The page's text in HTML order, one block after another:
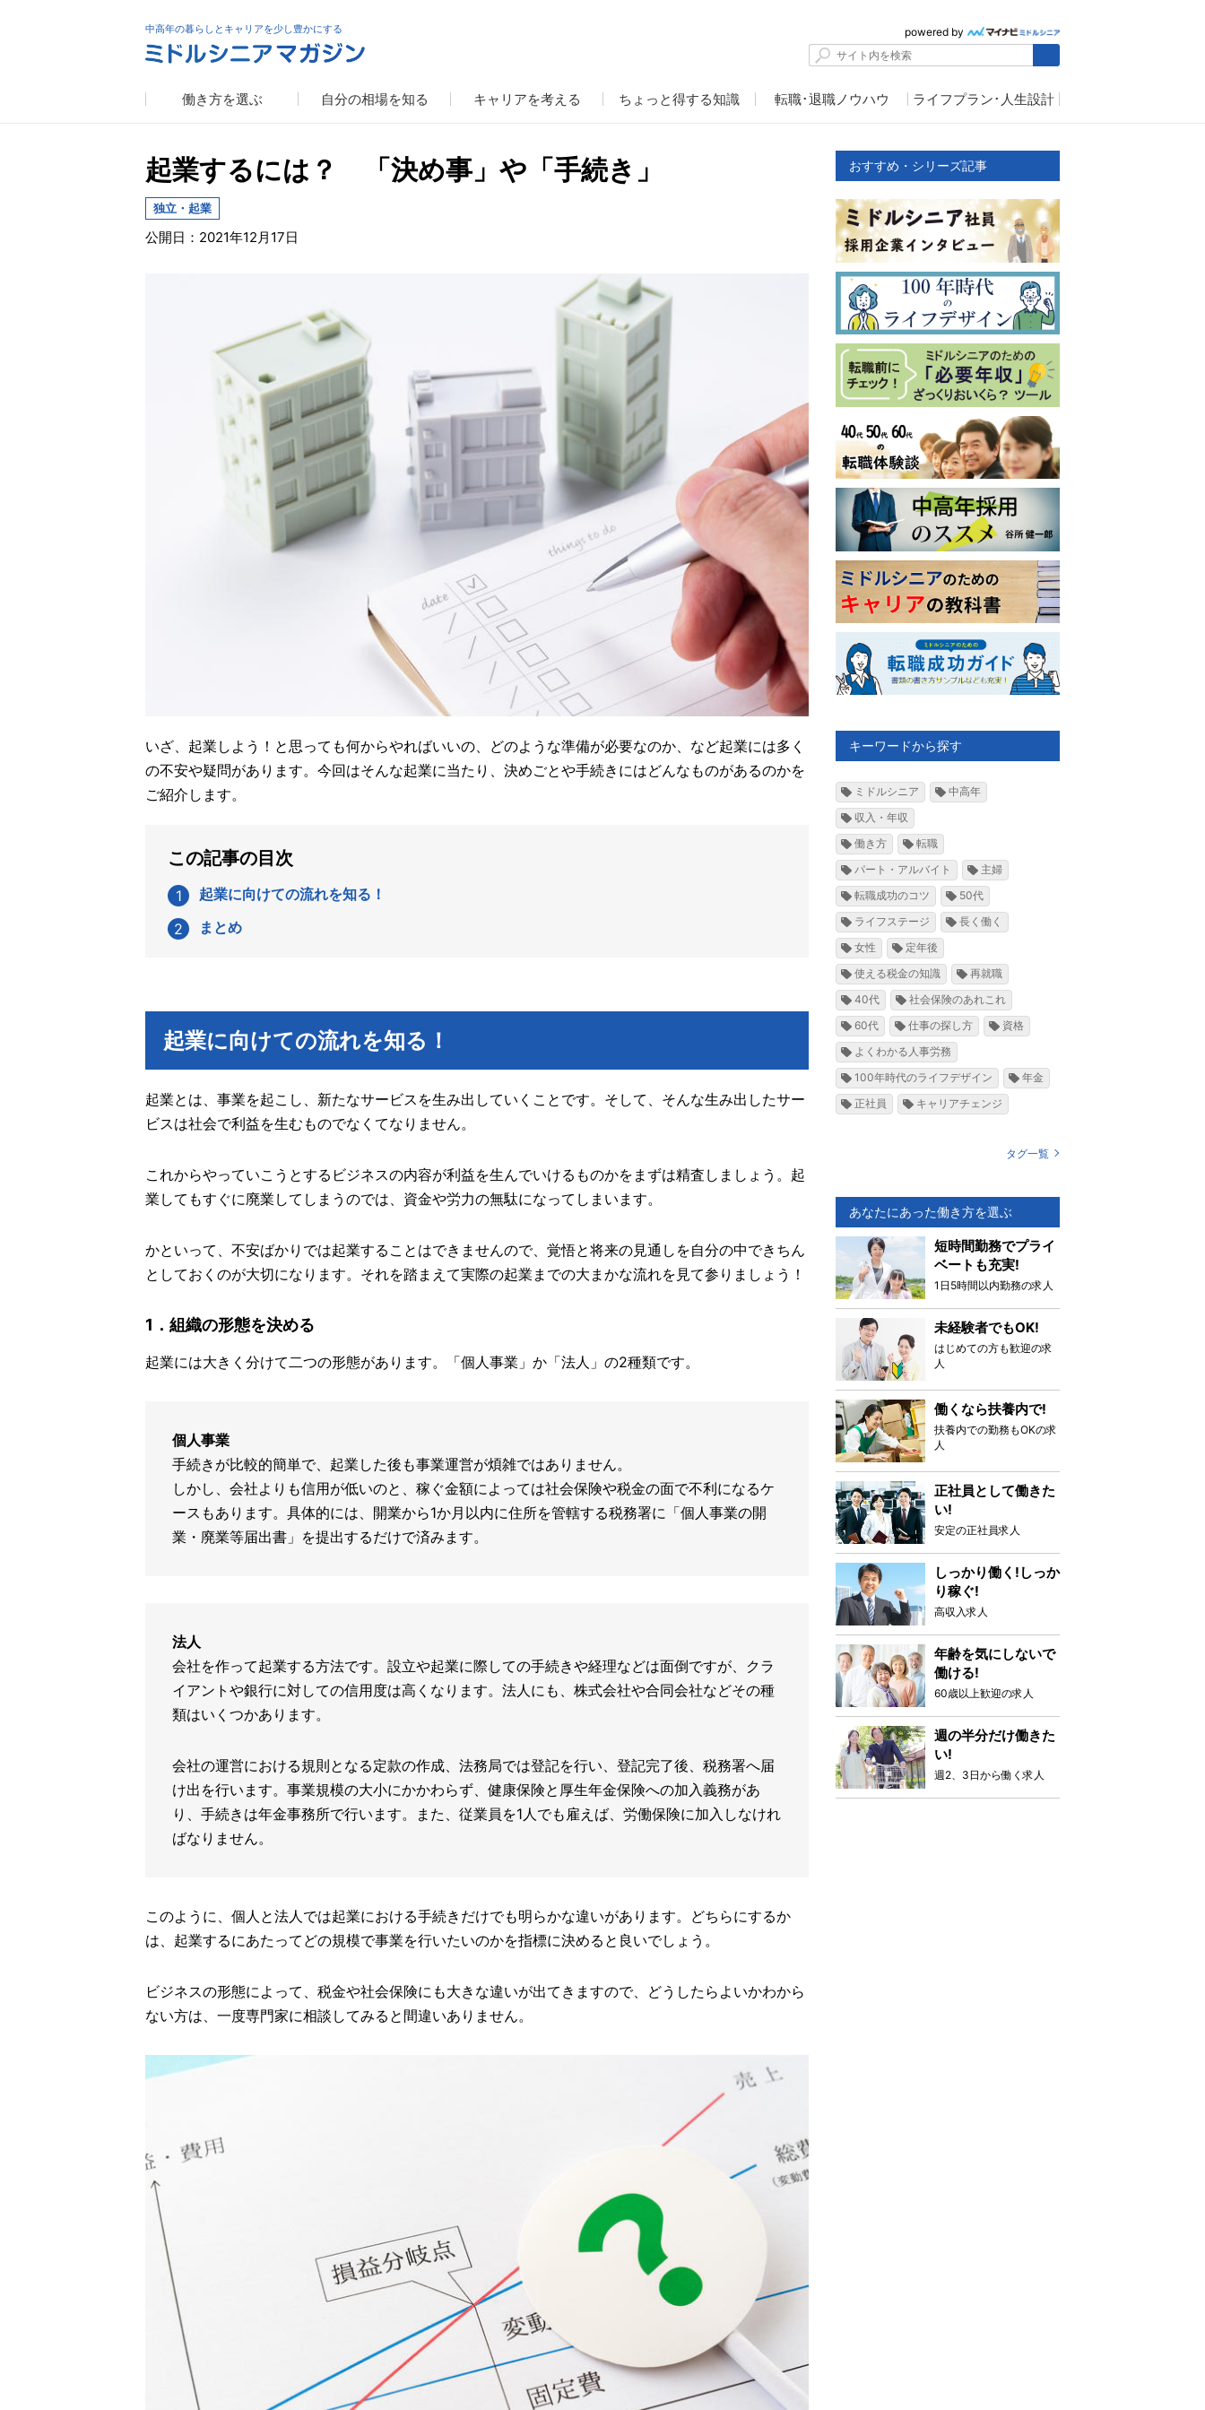
中高年の暮らしとキャリアを少し豊かにする powered by
働き方を選ぶ 自分の相場を知る キャリアを考える ちょっと得する知識 転職･退職ノウハウ ライフプラン･人生設計
起業するには？ 「決め事」や「手続き」
独立・起業
公開日：2021年12月17日
いざ、起業しよう！と思っても何からやればいいの、どのような準備が必要なのか、など起業には多く
の不安や疑問があります。今回はそんな起業に当たり、決めごとや手続きにはどんなものがあるのかを
ご紹介します。
この記事の目次
起業に向けての流れを知る！
まとめ
起業に向けての流れを知る！
起業とは、事業を起こし、新たなサービスを生み出していくことです。そして、そんな生み出したサー
ビスは社会で利益を生むものでなくてなりません。
これからやっていこうとするビジネスの内容が利益を生んでいけるものかをまずは精査しましょう。起
業してもすぐに廃業してしまうのでは、資金や労力の無駄になってしまいます。
かといって、不安ばかりでは起業することはできませんので、覚悟と将来の見通しを自分の中できちん
としておくのが大切になります。それを踏まえて実際の起業までの大まかな流れを見て参りましょう！
1．組織の形態を決める
起業には大きく分けて二つの形態があります。「個人事業」か「法人」の2種類です。
個人事業
手続きが比較的簡単で、起業した後も事業運営が煩雑ではありません。
しかし、会社よりも信用が低いのと、稼ぐ金額によっては社会保険や税金の面で不利になるケ
ースもあります。具体的には、開業から1か月以内に住所を管轄する税務署に「個人事業の開
業・廃業等届出書」を提出するだけで済みます。
法人
会社を作って起業する方法です。設立や起業に際しての手続きや経理などは面倒ですが、クラ
イアントや銀行に対しての信用度は高くなります。法人にも、株式会社や合同会社などその種
類はいくつかあります。
会社の運営における規則となる定款の作成、法務局では登記を行い、登記完了後、税務署へ届
け出を行います。事業規模の大小にかかわらず、健康保険と厚生年金保険への加入義務があ
り、手続きは年金事務所で行います。また、従業員を1人でも雇えば、労働保険に加入しなけれ
ばなりません。
このように、個人と法人では起業における手続きだけでも明らかな違いがあります。どちらにするか
は、起業するにあたってどの規模で事業を行いたいのかを指標に決めると良いでしょう。
ビジネスの形態によって、税金や社会保険にも大きな違いが出てきますので、どうしたらよいかわから
ない方は、一度専門家に相談してみると間違いありません。
おすすめ・シリーズ記事
キーワードから探す
ミドルシニア
中高年
収入・年収
働き方
転職
パート・アルバイト
主婦
転職成功のコツ
50代
ライフステージ
長く働く
女性
定年後
使える税金の知識
再就職
40代
社会保険のあれこれ
60代
仕事の探し方
資格
よくわかる人事労務
100年時代のライフデザイン
年金
正社員
キャリアチェンジ
タグ一覧
あなたにあった働き方を選ぶ
短時間勤務でプライ
ベートも充実!
1日5時間以内勤務の求人
未経験者でもOK!
はじめての方も歓迎の求
人
働くなら扶養内で!
扶養内での勤務もOKの求
人
正社員として働きた
い!
安定の正社員求人
しっかり働く!しっか
り稼ぐ!
高収入求人
年齢を気にしないで
働ける!
60歳以上歓迎の求人
週の半分だけ働きた
い!
週2、3日から働く求人